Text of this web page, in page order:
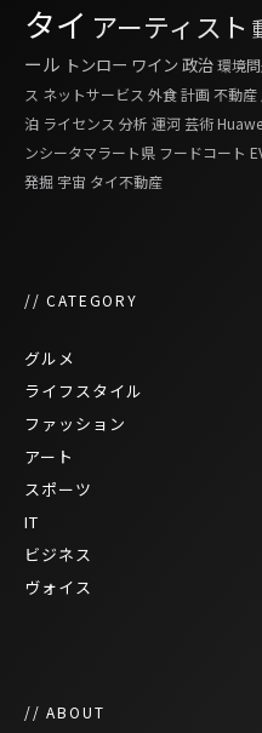
タイ アーティスト
ール トンロー ワイン政治環境
ス ネットサービス 外食計画 不動産
泊 ライセンス 分析 運河芸術
ンシータマラート県 フードコート
発掘 宇宙 タイ不動産
// CATEGORY
グルメ
ライフスタイル
ファッション
アート
スポーツ
IT
ビジネス
ヴォイス
// ABOUT